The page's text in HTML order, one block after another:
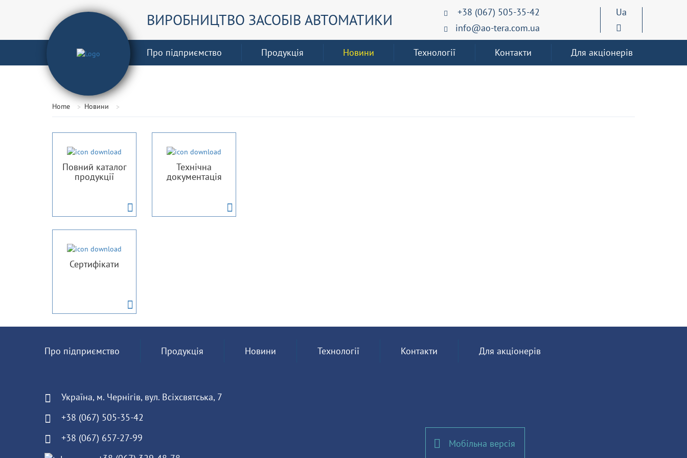
ВИРОБНИЦТВО ЗАСОБІВ АВТОМАТИКИ
+38 (067) 505-35-42
info@ao-tera.com.ua
Ua
Про підприємство Продукція Новини Технології Контакти Для акціонерів
Home Новини
Повний каталог
продукції
Технічна
документація
Сертифікати
Про підприємство Продукція Новини Технології Контакти Для акціонерів
Україна, м. Чернігів, вул. Всіхсвятська, 7
+38 (067) 505-35-42
+38 (067) 657-27-99
Мобільна версія